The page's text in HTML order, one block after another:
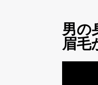
男の
眉毛